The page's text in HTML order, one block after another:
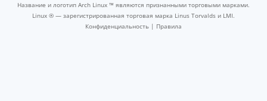
Название и логотип Arch Linux ™ являются признанными торговыми марками.
Linux ® — зарегистрированная торговая марка Linus Torvalds и LMI.
Конфиденциальность | Правила